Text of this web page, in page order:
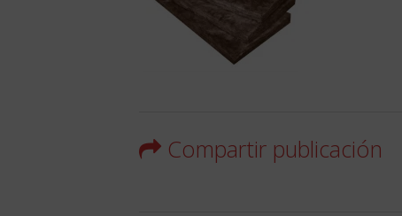
Compartir publicación